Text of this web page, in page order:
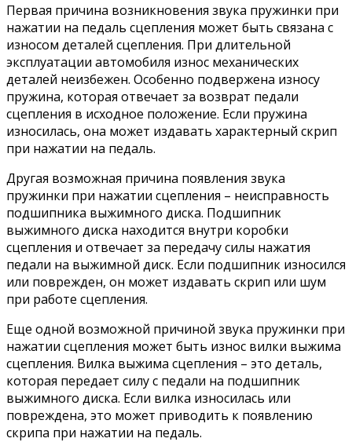
Первая причина возникновения звука пружинки при
нажатии на педаль сцепления может быть связана с
износом деталей сцепления. При длительной
эксплуатации автомобиля износ механических
деталей неизбежен. Особенно подвержена износу
пружина, которая отвечает за возврат педали
сцепления в исходное положение. Если пружина
износилась, она может издавать характерный скрип
при нажатии на педаль.
Другая возможная причина появления звука
пружинки при нажатии сцепления – неисправность
подшипника выжимного диска. Подшипник
выжимного диска находится внутри коробки
сцепления и отвечает за передачу силы нажатия
педали на выжимной диск. Если подшипник износился
или поврежден, он может издавать скрип или шум
при работе сцепления.
Еще одной возможной причиной звука пружинки при
нажатии сцепления может быть износ вилки выжима
сцепления. Вилка выжима сцепления – это деталь,
которая передает силу с педали на подшипник
выжимного диска. Если вилка износилась или
повреждена, это может приводить к появлению
скрипа при нажатии на педаль.